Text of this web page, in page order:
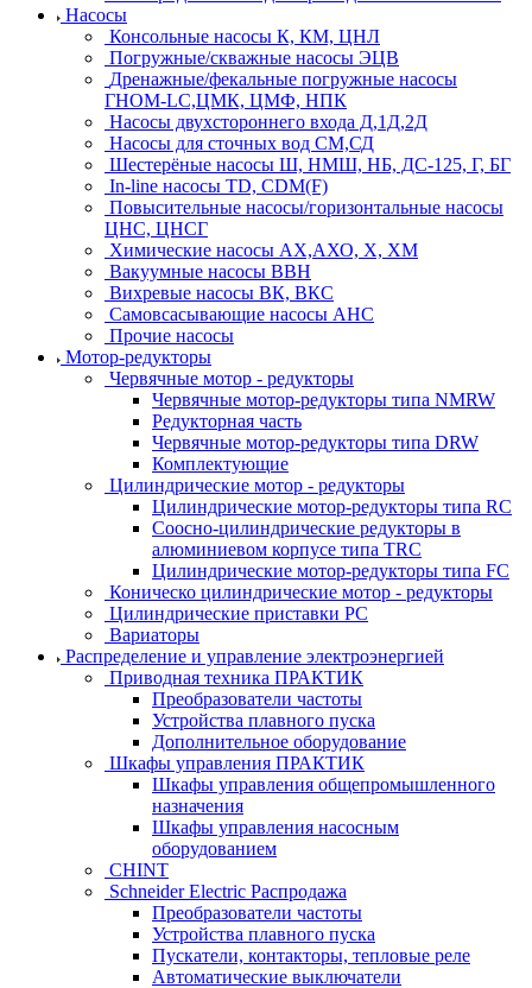
Насосы
Консольные насосы К, КМ, ЦНЛ
Погружные/скважные насосы ЭЦВ
Дренажные/фекальные погружные насосы
ГНОМ-LC,ЦМК, ЦМФ, НПК
Насосы двухстороннего входа Д,1Д,2Д
Насосы для сточных вод СМ,СД
Шестерёные насосы Ш, НМШ, НБ, ДС-125, Г, БГ
In-line насосы TD, CDM(F)
Повысительные насосы/горизонтальные насосы
ЦНС, ЦНСГ
Химические насосы АХ,АХО, Х, ХМ
Вакуумные насосы ВВН
Вихревые насосы ВК, ВКС
Самовсасывающие насосы АНС
Прочие насосы
Мотор-редукторы
Червячные мотор - редукторы
Червячные мотор-редукторы типа NMRW
Редукторная часть
Червячные мотор-редукторы типа DRW
Комплектующие
Цилиндрические мотор - редукторы
Цилиндрические мотор-редукторы типа RC
Соосно-цилиндрические редукторы в
алюминиевом корпусе типа TRC
Цилиндрические мотор-редукторы типа FC
Коническо цилиндрические мотор - редукторы
Цилиндрические приставки PC
Вариаторы
Распределение и управление электроэнергией
Приводная техника ПРАКТИК
Преобразователи частоты
Устройства плавного пуска
Дополнительное оборудование
Шкафы управления ПРАКТИК
Шкафы управления общепромышленного
назначения
Шкафы управления насосным
оборудованием
CHINT
Schneider Electric Распродажа
Преобразователи частоты
Устройства плавного пуска
Пускатели, контакторы, тепловые реле
Автоматические выключатели